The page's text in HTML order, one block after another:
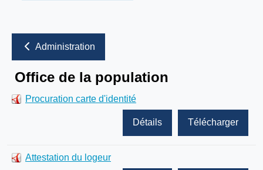
Administration
Office de la population
Procuration carte d'identité
Télécharger
Détails
Attestation du logeur